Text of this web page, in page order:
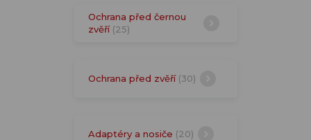
Ochrana před černou
zvěří (25)
Ochrana před zvěří (30)
Adaptéry a nosiče (20)